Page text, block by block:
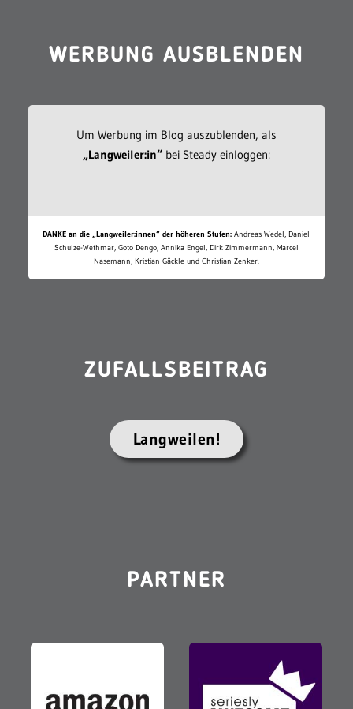
WERBUNG AUSBLENDEN
Um Werbung im Blog auszublenden, als
„Langweiler:in“bei Steady einloggen:
DANKE an die „Langweiler:innen“ der höheren Stufen: Andreas Wedel, Daniel
Schulze-Wethmar, Goto Dengo, Annika Engel, Dirk Zimmermann, Marcel
Nasemann, Kristian Gäckle und Christian Zenker.
ZUFALLSBEITRAG
Langweilen!
PARTNER